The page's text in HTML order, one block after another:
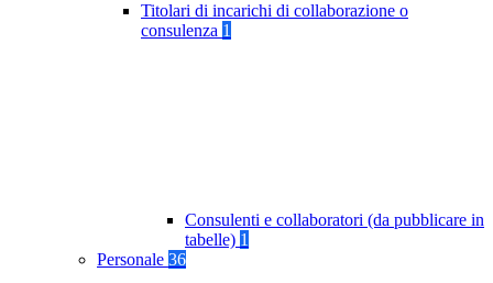
Titolari di incarichi di collaborazione o
consulenza 1
Consulenti e collaboratori (da pubblicare in
tabelle) 1
Personale 36